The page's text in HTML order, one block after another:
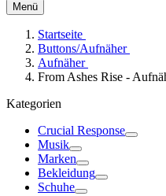
Menü
Startseite
Buttons/Aufnäher
Aufnäher
From Ashes Rise -
Kategorien
Crucial Response
Musik
Marken
Bekleidung
Schuhe